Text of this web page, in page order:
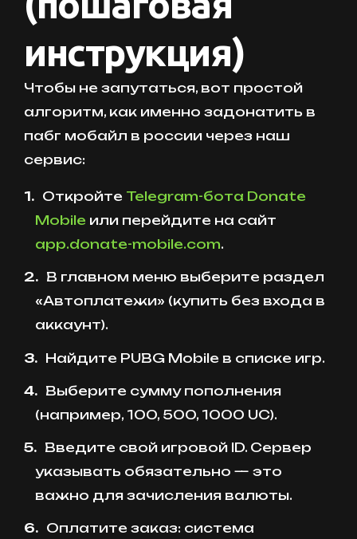
инструкция)
Чтобы не запутаться, вот простой
алгоритм, как именно задонатить в
пабг мобайл в россии через наш
сервис:
Откройте Telegram-бота Donate
Mobile или перейдите на сайт
app.donate-mobile.com.
В главном меню выберите раздел
«Автоплатежи» (купить без входа в
аккаунт).
Найдите PUBG Mobile в списке игр.
Выберите сумму пополнения
(например, 100, 500, 1000 UC).
Введите свой игровой ID. Сервер
указывать обязательно — это
важно для зачисления валюты.
Оплатите заказ: система